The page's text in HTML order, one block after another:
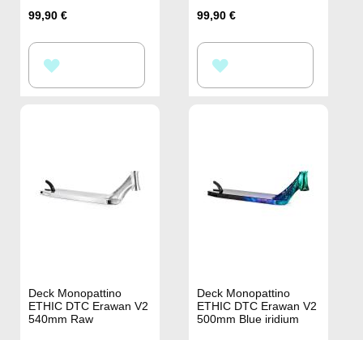
99,90 €
ALLA
99,90 €
ALLA
Deck Monopattino
ETHIC DTC Erawan V2
540mm Raw
Deck Monopattino
ETHIC DTC Erawan V2
500mm Blue iridium